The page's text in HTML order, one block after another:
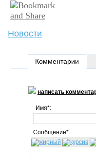
Новости
Комментарии
написать
Имя*:
Сообщение*